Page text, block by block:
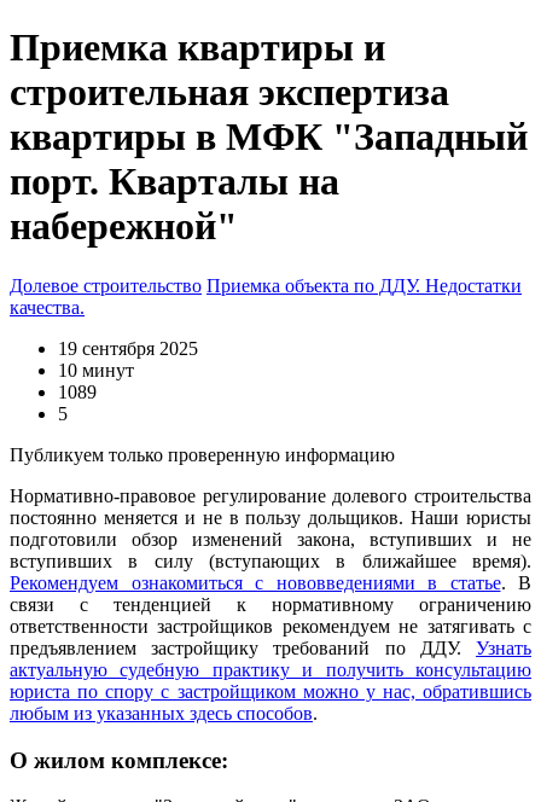
Приемка квартиры и
строительная экспертиза
квартиры в МФК "Западный
порт. Кварталы на
набережной"
Долевое строительство Приемка объекта по ДДУ. Недостатки
качества.
19 сентября 2025
10 минут
1089
5
Публикуем только проверенную информацию
Нормативно-правовое регулирование долевого строительства
постоянно меняется и не в пользу дольщиков. Наши юристы
подготовили обзор изменений закона, вступивших и не
вступивших в силу (вступающих в ближайшее время).
Рекомендуем ознакомиться с нововведениями в статье. В
связи с тенденцией к нормативному ограничению
ответственности застройщиков рекомендуем не затягивать с
предъявлением застройщику требований по ДДУ. Узнать
актуальную судебную практику и получить консультацию
юриста по спору с застройщиком можно у нас, обратившись
любым из указанных здесь способов.
О жилом комплексе: